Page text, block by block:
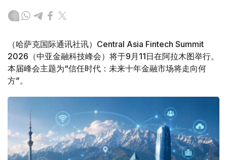
（哈萨克国际通讯社讯）Central Asia Fintech Summit
2026（中亚金融科技峰会）将于9月11日在阿拉木图举行。
本届峰会主题为“信任时代：未来十年金融市场将走向何
方”。